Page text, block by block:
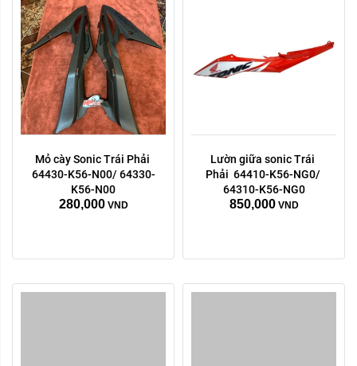
Mỏ cày Sonic Trái Phải
64430-K56-N00/ 64330-
K56-N00
280,000 VND
Lườn giữa sonic Trái
Phải  64410-K56-NG0/
64310-K56-NG0
850,000 VND
Trái phải:
phải
trái
Trái phải:
phải
trái